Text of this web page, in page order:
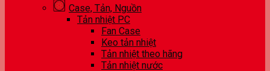
Case, Tản, Nguồn
Tản nhiệt PC
Fan Case
Keo tản nhiệt
Tản nhiệt theo hãng
Tản nhiệt nước